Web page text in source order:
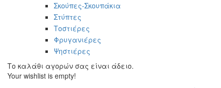
Σκούπες-Σκουπάκια
Στύπτες
Τοστιέρες
Φρυγανιέρες
Ψηστιέρες
Το καλάθι αγορών σας είναι άδειο.
Your wishlist is empty!